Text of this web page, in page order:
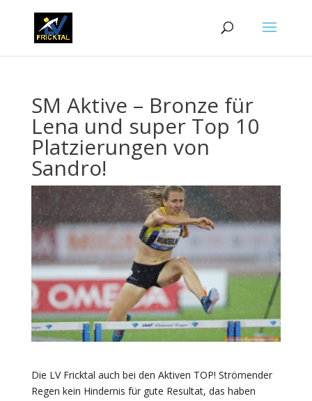
SM Aktive – Bronze für
Lena und super Top 10
Platzierungen von
Sandro!
Die LV Fricktal auch bei den Aktiven TOP! Strömender
Regen kein Hindernis für gute Resultat, das haben